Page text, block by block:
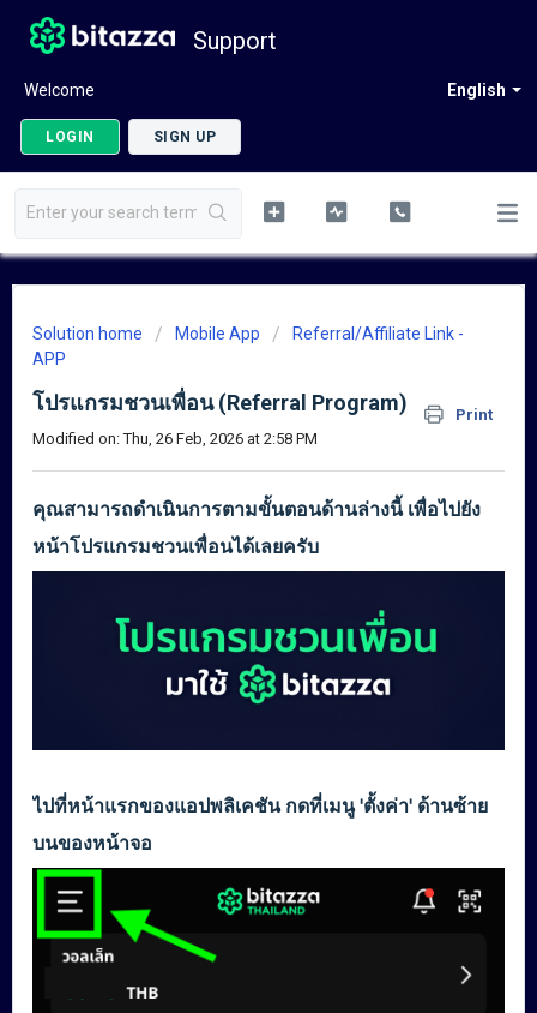
Support
English
Welcome
LOGIN SIGN UP
Solution home Mobile App
Referral/Affiliate Link -
APP
โปรแกรมชวนเพื่อน (Referral Program)
Print
Modified on: Thu, 26 Feb, 2026 at 2:58 PM
คุณสามารถดำเนินการตามขั้นตอนด้านล่างนี้ เพื่อไปยัง
หน้าโปรแกรมชวนเพื่อนได้เลยครับ
ไปที่หน้าแรกของแอปพลิเคชัน กดที่เมนู 'ตั้งค่า' ด้านซ้าย
บนของหน้าจอ